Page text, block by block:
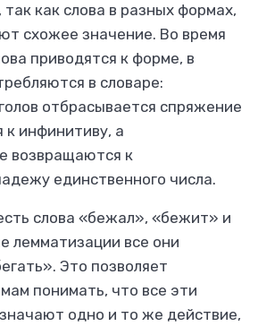
так как слова в разных формах,
схожее значение. Во время
приводятся к форме, в
в словаре:
отбрасывается спряжение
к инфинитиву, а
возвращаются к
единственного числа.
слова «бежал», «бежит» и
лемматизации все они
. Это позволяет
понимать, что все эти
одно и то же действие,